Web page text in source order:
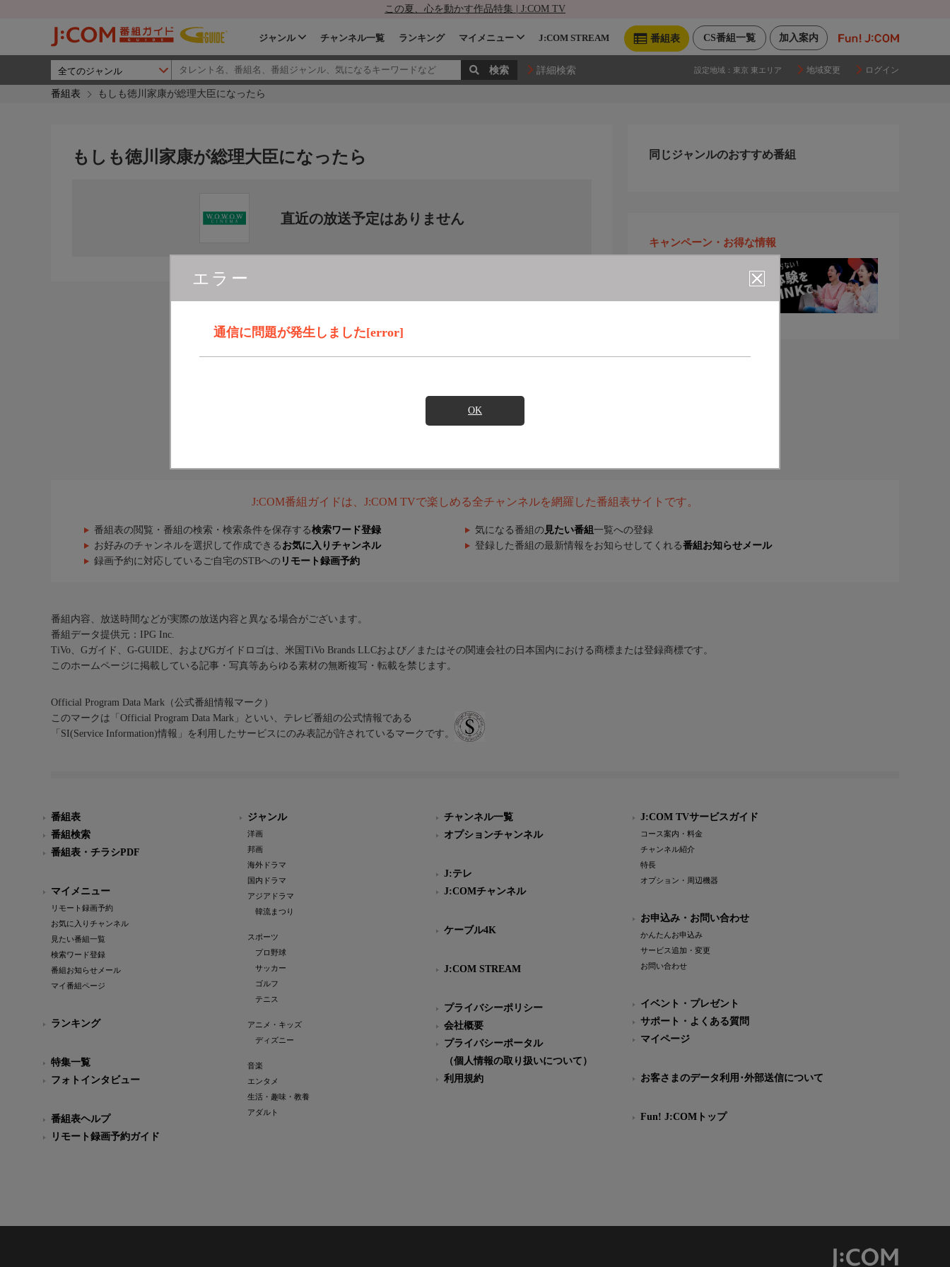
この夏、心を動かす作品特集 | J:COM TV
加入案内
CS番組一覧
番組表
ジャンル チャンネル一覧 ランキング マイメニュー J:COM STREAM
詳細検索 設定地域： 東京 東エリア 地域変更 ログイン
番組表 もしも徳川家康が総理大臣になったら
エラー
通信に問題が発生しました[error]
OK
もしも徳川家康が総理大臣になったら
直近の放送予定はありません
同じジャンルのおすすめ番組
キャンペーン・お得な情報
J:COM番組ガイドは、J:COM TVで楽しめる全チャンネルを網羅した番組表サイトです。
番組表の閲覧・番組の検索・検索条件を保存する検索ワード登録 気になる番組の 見たい番組 一覧への登録
お好みのチャンネルを選択して作成できる お気に入りチャンネル 登録した番組の最新情報をお知らせしてくれる番組お知らせメール
録画予約に対応しているご自宅のSTBへの リモート録画予約
番組内容、放送時間などが実際の放送内容と異なる場合がございます。
番組データ提供元：IPG Inc.
TiVo、Gガイド、G-GUIDE、およびGガイドロゴは、米国TiVo Brands LLCおよび／またはその関連会社の日本国内における商標または登録商標です。
このホームページに掲載している記事・写真等あらゆる素材の無断複写・転載を禁じます。
Official Program Data Mark（公式番組情報マーク）
このマークは「Official Program Data Mark」といい、テレビ番組の公式情報である
「SI(Service Information)情報」を利用したサービスにのみ表記が許されているマークです。
番組表
番組検索
番組表・チラシPDF
マイメニュー
リモート録画予約
お気に入りチャンネル
見たい番組一覧
検索ワード登録
番組お知らせメール
マイ番組ページ
ランキング
特集一覧
フォトインタビュー
番組表ヘルプ
リモート録画予約ガイド
ジャンル
洋画
邦画
海外ドラマ
国内ドラマ
アジアドラマ
韓流まつり
スポーツ
プロ野球
サッカー
ゴルフ
テニス
アニメ・キッズ
ディズニー
音楽
エンタメ
生活・趣味・教養
アダルト
チャンネル一覧
オプションチャンネル
J:テレ
J:COMチャンネル
ケーブル4K
J:COM STREAM
プライバシーポリシー
会社概要
プライバシーポータル
（個人情報の取り扱いについて）
利用規約
J:COM TVサービスガイド
コース案内・料金
チャンネル紹介
特長
オプション・周辺機器
お申込み・お問い合わせ
かんたんお申込み
サービス追加・変更
お問い合わせ
イベント・プレゼント
サポート・よくある質問
マイページ
お客さまのデータ利用･外部送信について
Fun! J:COMトップ